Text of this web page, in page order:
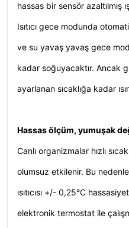
hassas bir sensör azaltılmış
Isıtıcı gece modunda
ve su yavaş yavaş gece
kadar soğuyacaktır. Ancak
ayarlanan sıcaklığa kadar
Hassas ölçüm, yumuşak
Canlı organizmalar hızlı
olumsuz etkilenir. Bu
ısıtıcısı +/- 0,25°C
elektronik termostat ile